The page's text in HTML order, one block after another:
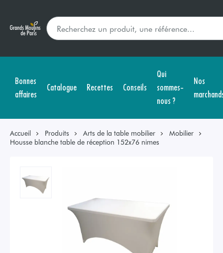
Bonnes
affaires
Catalogue Recettes Conseils
Qui
sommes-
nous ?
Nos
Accueil Produits Arts de la table mobilier
Mobilier
Housse blanche table de réception 152x76 nimes